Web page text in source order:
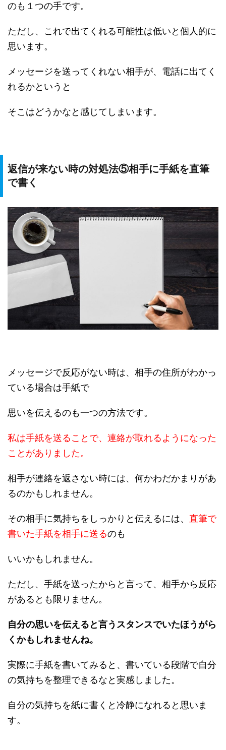
のも１つの手です。
ただし、これで出てくれる可能性は低いと個人的に
思います。
メッセージを送ってくれない相手が、電話に出てく
れるかというと
そこはどうかなと感じてしまいます。
返信が来ない時の対処法⑤相手に手紙を直筆
で書く
メッセージで反応がない時は、相手の住所がわかっ
ている場合は手紙で
思いを伝えるのも一つの方法です。
私は手紙を送ることで、連絡が取れるようになった
ことがありました。
相手が連絡を返さない時には、何かわだかまりがあ
るのかもしれません。
その相手に気持ちをしっかりと伝えるには、 直筆で
書いた手紙を相手に送るのも
いいかもしれません。
ただし、手紙を送ったからと言って、相手から反応
があるとも限りません。
自分の思いを伝えると言うスタンスでいたほうがら
くかもしれませんね。
実際に手紙を書いてみると、書いている段階で自分
の気持ちを整理できるなと実感しました。
自分の気持ちを紙に書くと冷静になれると思いま
す。